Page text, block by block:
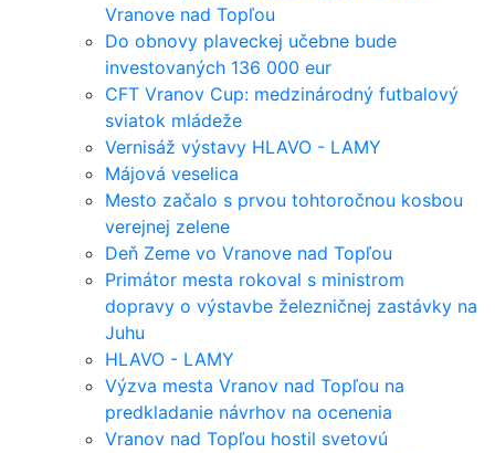
Vranove nad Topľou
Do obnovy plaveckej učebne bude
investovaných 136 000 eur
CFT Vranov Cup: medzinárodný futbalový
sviatok mládeže
Vernisáž výstavy HLAVO - LAMY
Májová veselica
Mesto začalo s prvou tohtoročnou kosbou
verejnej zelene
Deň Zeme vo Vranove nad Topľou
Primátor mesta rokoval s ministrom
dopravy o výstavbe železničnej zastávky na
Juhu
HLAVO - LAMY
Výzva mesta Vranov nad Topľou na
predkladanie návrhov na ocenenia
Vranov nad Topľou hostil svetovú